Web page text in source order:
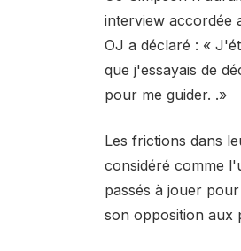
interview accordée
OJ a déclaré : «
que j'essayais de
pour me guider. .»
Les frictions dans
considéré comme
passés à jouer
son opposition aux